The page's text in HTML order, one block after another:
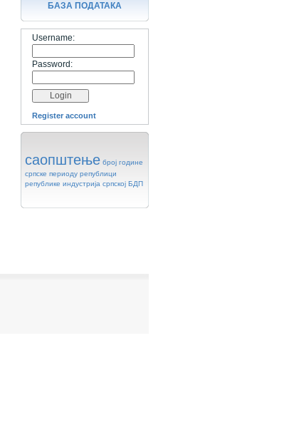
БАЗA ПОДАТАКА
Username:
Password:
Register account
саопштење број године
српске периоду републици
републике индустрија српској БДП